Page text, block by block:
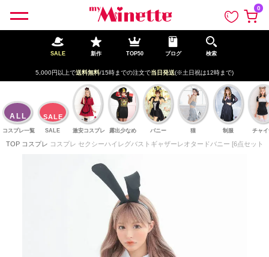
0
SALE 新作 TOP50 ブログ 検索
5,000円以上で送料無料/15時までの注文で当日発送(※土日祝は12時まで)
ALL
コスプレ一覧
SALE
SALE 激安コスプレ 露出少なめ バニー 猫 制服 チャ
TOP コスプレ コスプレ セクシーハイレグバストギャザーレオタードバニー [6点セッ
ペー
ジト
ップ